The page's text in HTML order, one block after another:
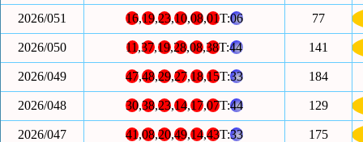
2026/051 16,19,23,10,08,01T:06 77
2026/050 11,37,19,28,08,38T:44 141
2026/049 47,48,29,27,18,15T:33 184
2026/048 30,38,23,14,17,07T:44 129
2026/047 41,08,20,49,14,43T:33 175